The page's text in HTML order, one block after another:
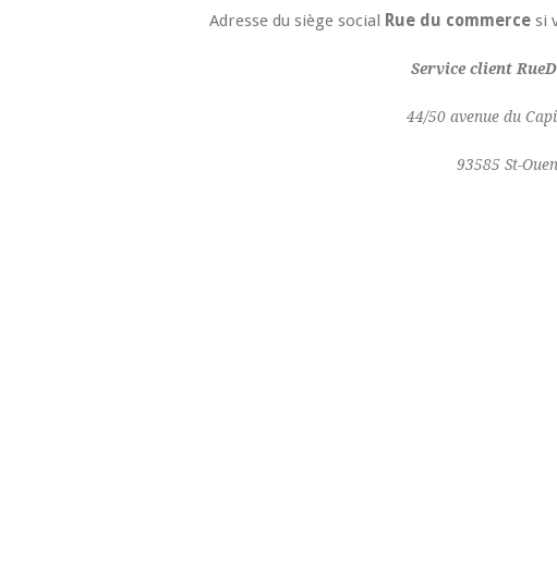
Adresse du siège social Rue du commerce si
Service client
44/50 avenue du
93585 St-